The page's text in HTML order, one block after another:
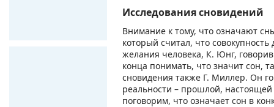
Исследования сновидений
Внимание к тому, что означают
который считал, что
желания человека, К. Юнг,
конца понимать, что значит сон,
сновидения также Г. Миллер. Он
реальности – прошлой,
поговорим, что означает сон в